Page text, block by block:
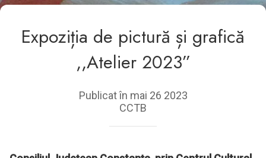
Expoziția de pictură și grafică
,,Atelier 2023”
Publicat în mai 26 2023
CCTB